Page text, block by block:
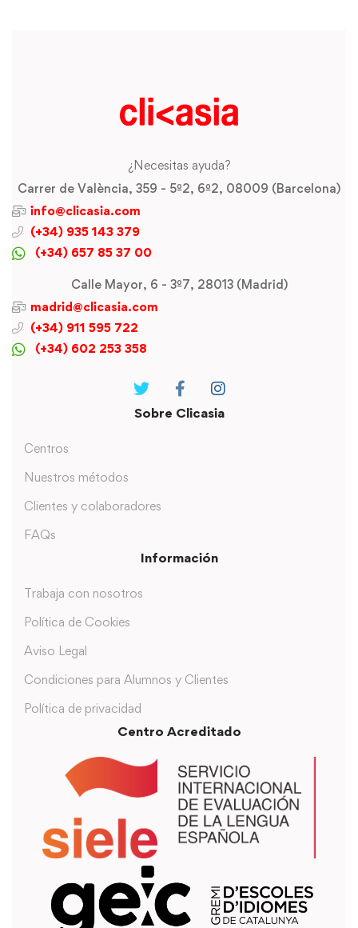
¿Necesitas ayuda?
Carrer de València, 359 - 5º2, 6º2, 08009 (Barcelona)
info@clicasia.com
(+34) 935 143 379
(+34) 657 85 37 00
Calle Mayor, 6 - 3º7, 28013 (Madrid)
madrid@clicasia.com
(+34) 911 595 722
(+34) 602 253 358
Sobre Clicasia
Centros
Nuestros métodos
Clientes y colaboradores
FAQs
Información
Trabaja con nosotros
Política de Cookies
Aviso Legal
Condiciones para Alumnos y Clientes
Política de privacidad
Centro Acreditado